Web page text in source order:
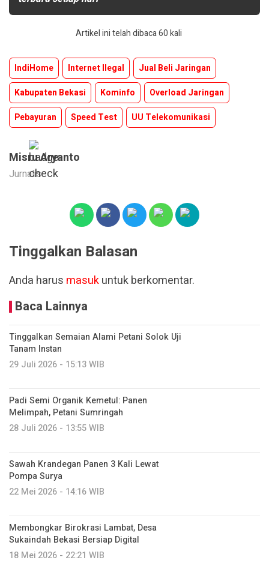
Artikel ini telah dibaca 60 kali
IndiHome Internet Ilegal
Jual Beli Jaringan
Kabupaten Bekasi
Kominfo
Overload Jaringan
Pebayuran
Speed Test UU Telekomunikasi
Misru Aryanto
Jurnalis
Tinggalkan Balasan
Anda harus masukuntuk berkomentar.
Baca Lainnya
Tinggalkan Semaian Alami Petani Solok Uji
Tanam Instan
29 Juli 2026 - 15:13 WIB
Padi Semi Organik Kemetul: Panen
Melimpah, Petani Sumringah
28 Juli 2026 - 13:55 WIB
Sawah Krandegan Panen 3 Kali Lewat
Pompa Surya
22 Mei 2026 - 14:16 WIB
Membongkar Birokrasi Lambat, Desa
Sukaindah Bekasi Bersiap Digital
18 Mei 2026 - 22:21 WIB